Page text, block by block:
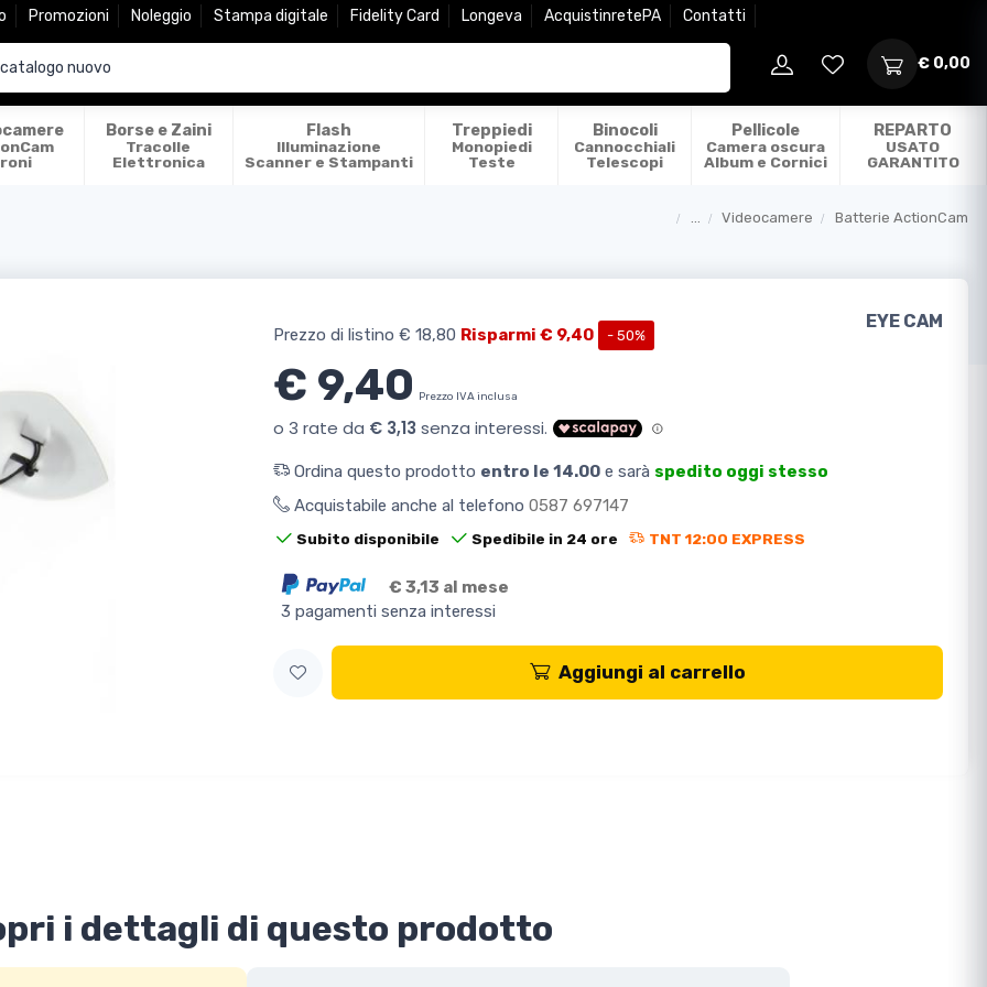
Promozioni Noleggio Stampa digitale Fidelity Card Longeva AcquistinretePA Contatti
€ 0,00
Borse e Zaini
Tracolle
Elettronica
Flash
Illuminazione
Scanner e Stampanti
Treppiedi
Monopiedi
Teste
Binocoli
Cannocchiali
Telescopi
Pellicole
Camera oscura
Album e Cornici
REPARTO
USATO
GARANTITO
Videocamere Batterie ActionCam
EYE CAM
Prezzo di listino € 18,80 Risparmi € 9,40 - 50%
€ 9,40 Prezzo IVA inclusa
Ordina questo prodotto entro le 14.00 e sarà spedito oggi stesso
Acquistabile anche al telefono 0587 697147
Subito disponibile Spedibile in 24 ore TNT 12:00 EXPRESS
€ 3,13 al mese
3 pagamenti senza interessi
Aggiungi al carrello
i dettagli di questo prodotto